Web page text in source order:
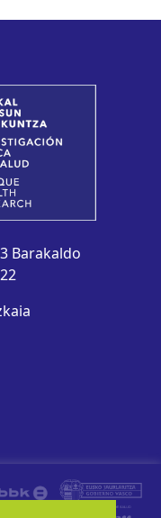
Barakaldo